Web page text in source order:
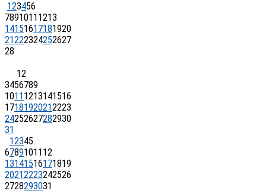
123456
7891011 1213
14151617181920
21222324252627
28
12
3456789
1011 1213141516
17181920212223
24252627282930
31
12345
67891011 12
13141516171819
20212223242526
2728293031